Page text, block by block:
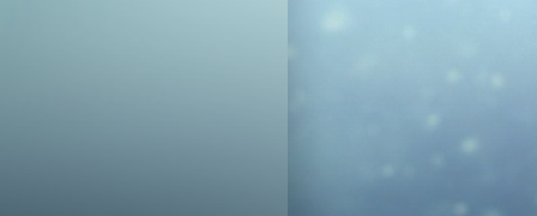
Liebe und Hass